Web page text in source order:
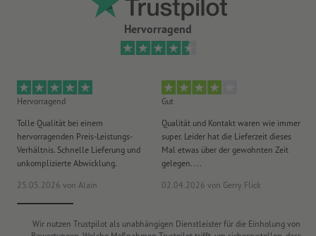
Hervorragend
Hervorragend
Tolle Qualität bei einem
hervorragenden Preis-Leistungs-
Verhältnis. Schnelle Lieferung und
unkomplizierte Abwicklung.
25.05.2026 von Alain
Gut
Qualität und Kontakt waren wie immer
super. Leider hat die Lieferzeit dieses
Mal etwas über der gewohnten Zeit
gelegen. ...
02.04.2026 von Gerry Flick
Wir nutzen Trustpilot als unabhängigen Dienstleister für die Einholung von